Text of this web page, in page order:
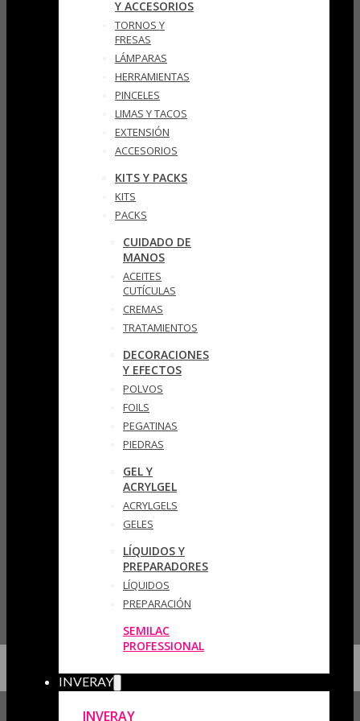
Y ACCESORIOS
TORNOS Y
FRESAS
LÁMPARAS
HERRAMIENTAS
PINCELES
LIMAS Y TACOS
EXTENSIÓN
ACCESORIOS
KITS Y PACKS
KITS
PACKS
CUIDADO DE
MANOS
ACEITES
CUTÍCULAS
CREMAS
TRATAMIENTOS
DECORACIONES
Y EFECTOS
POLVOS
FOILS
PEGATINAS
PIEDRAS
GEL Y
ACRYLGEL
ACRYLGELS
GELES
LÍQUIDOS Y
PREPARADORES
LÍQUIDOS
PREPARACIÓN
SEMILAC
PROFESSIONAL
INVERAY
INVERAY